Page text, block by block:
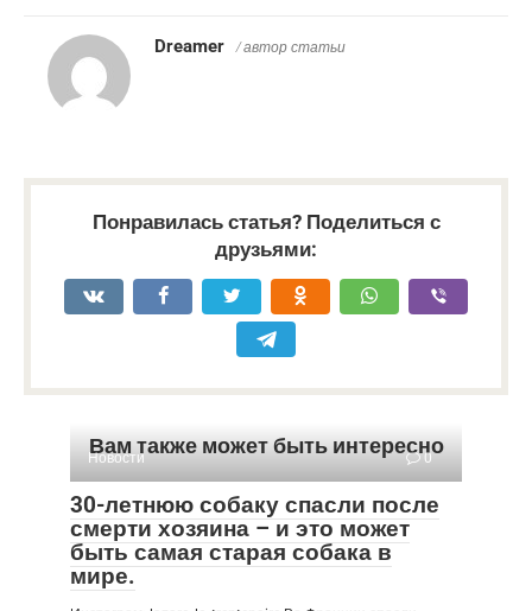
Dreamer / автор статьи
Понравилась статья? Поделиться с
друзьями:
Вам также может быть интересно
Новости 0
30-летнюю собаку спасли после
смерти хозяина – и это может
быть самая старая собака в
мире.